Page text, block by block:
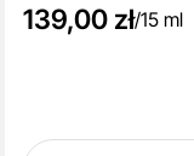
139,00 zł/15 ml